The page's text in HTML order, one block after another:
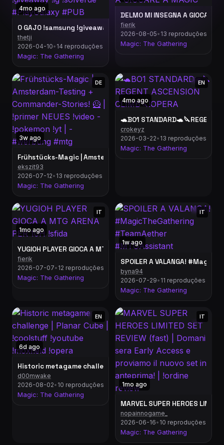
4mo ago
O GAJO !samsung !giveaway !ig !solverde #PlayGalaxy #PUB
thetji
2026-04-10• 14 reproduções
Magic: The Gathering
DELMO MI INSEGNA A GIOCARE
fierik
2026-08-05• 13 reproduções
Magic: The Gathering
3w ago
DE
ekszit93
2026-07-12• 13 reproduções
Magic: The Gathering
4mo ago
EN
🐢BO1 STANDARD🐢🔪REGENT
crokeyz
2026-03-22• 13 reproduções
Magic: The Gathering
1mo ago
IT
YUGIOH PLAYER GIOCA A MTG ARENA PER 10H !sfida
fierik
2026-07-07• 12 reproduções
Magic: The Gathering
1w ago
IT
byna94
2026-07-29• 11 reproduções
Magic: The Gathering
6d ago
EN
Historic metagame challenge | Planar Cube |
d00mwake
2026-08-02• 10 reproduções
Magic: The Gathering
1mo ago
IT
MARVEL SUPER HEROES
nopainnogame_
2026-06-16• 10 reproduções
Magic: The Gathering